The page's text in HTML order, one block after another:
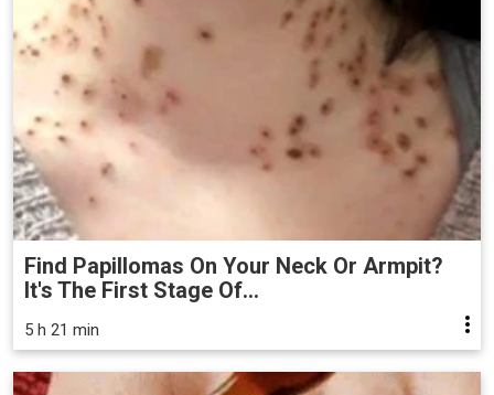
Find Papillomas On Your Neck Or Armpit?
It's The First Stage Of...
5 h 21 min